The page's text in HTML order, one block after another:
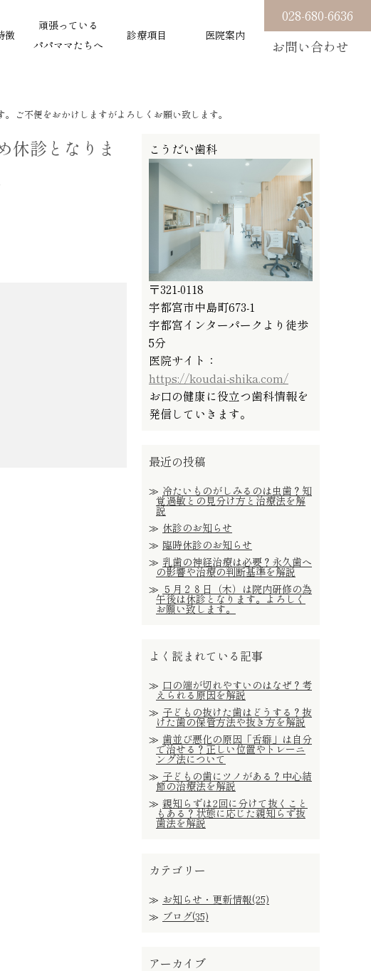
徴
頑張っている
パパママたちへ
診療項目 医院案内
028-680-6636
お問い合わせ
ご不便をおかけしますがよろしくお願い致します。
休診となりま
こうだい歯科
〒321-0118
宇都宮市中島町673-1
宇都宮インターパークより徒歩
5分
医院サイト：
https://koudai-shika.com/
お口の健康に役立つ歯科情報を
発信していきます。
最近の投稿
冷たいものがしみるのは虫歯？知
覚過敏との見分け方と治療法を解
説
休診のお知らせ
臨時休診のお知らせ
乳歯の神経治療は必要？永久歯へ
の影響や治療の判断基準を解説
５月２８日（木）は院内研修の為
午後は休診となります。よろしく
お願い致します。
よく読まれている記事
口の端が切れやすいのはなぜ？考
えられる原因を解説
子どもの抜けた歯はどうする？抜
けた歯の保管方法や抜き方を解説
歯並び悪化の原因「舌癖」は自分
で治せる？正しい位置やトレーニ
ング法について
子どもの歯にツノがある？中心結
節の治療法を解説
親知らずは2回に分けて抜くこと
もある？状態に応じた親知らず抜
歯法を解説
カテゴリー
お知らせ・更新情報(25)
ブログ(35)
アーカイブ